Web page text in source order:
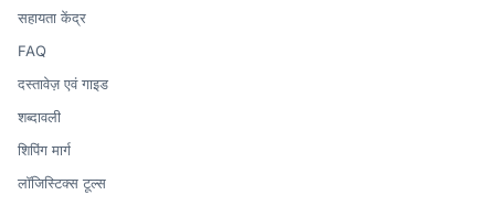
सहायता केंद्र
FAQ
दस्तावेज़ एवं गाइड
शब्दावली
शिपिंग मार्ग
लॉजिस्टिक्स टूल्स